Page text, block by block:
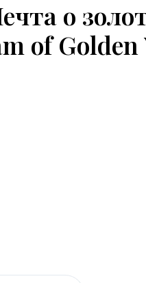
о
of Golden